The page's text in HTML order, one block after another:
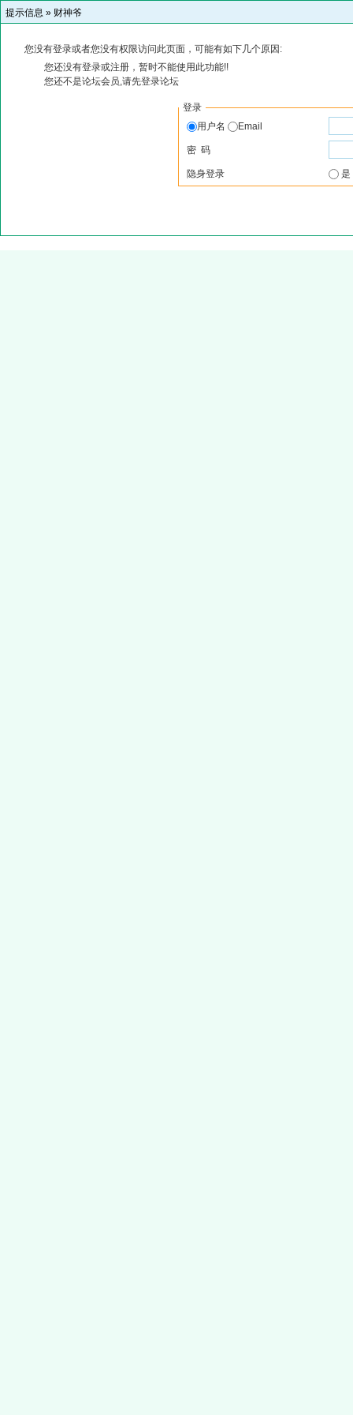
提示信息 » 财神爷
您没有登录或者您没有权限访问此页面，可能有如下几个原因:
您还没有登录或注册，暂时不能使用此功能!!
您还不是论坛会员,请先登录论坛
登录
用户名
Email
密 码
隐身登录